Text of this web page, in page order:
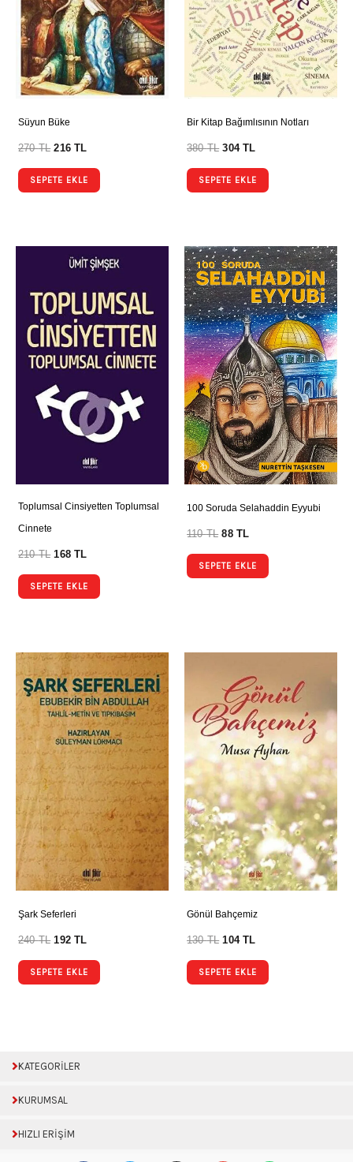
Süyun Büke
270TL 216TL
SEPETE EKLE
Bir Kitap Bağımlısının Notları
380TL 304TL
SEPETE EKLE
Toplumsal Cinsiyetten Toplumsal
Cinnete
210TL 168TL
SEPETE EKLE
100 Soruda Selahaddin Eyyubi
110TL 88TL
SEPETE EKLE
Şark Seferleri
240TL 192TL
SEPETE EKLE
Gönül Bahçemiz
130TL 104TL
SEPETE EKLE
KATEGORİLER
KURUMSAL
HIZLI ERİŞİM